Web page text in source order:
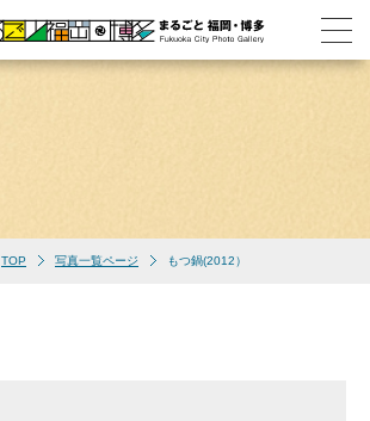
TOP 写真一覧ページ もつ鍋(2012）